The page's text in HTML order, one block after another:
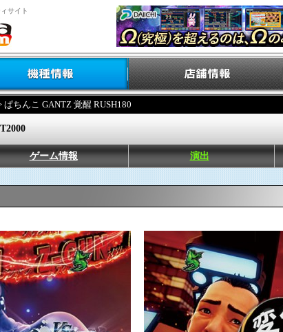
サイト
ぱちんこ GANTZ 覚醒 RUSH180
ゲーム情報 演出